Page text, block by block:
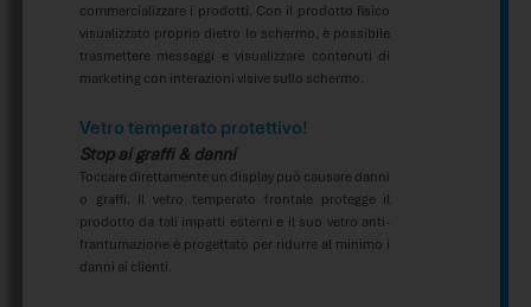
commercializzare i prodotti. Con il prodotto fisico
visualizzato proprio dietro lo schermo, è possibile
trasmettere messaggi e visualizzare contenuti di
marketing con interazioni visive sullo schermo.
Vetro temperato protettivo!
Stop ai graffi & danni
Toccare direttamente un display può causare danni
o graffi. Il vetro temperato frontale protegge il
prodotto da tali impatti esterni e il suo vetro anti-
frantumazione è progettato per ridurre al minimo i
danni ai clienti.